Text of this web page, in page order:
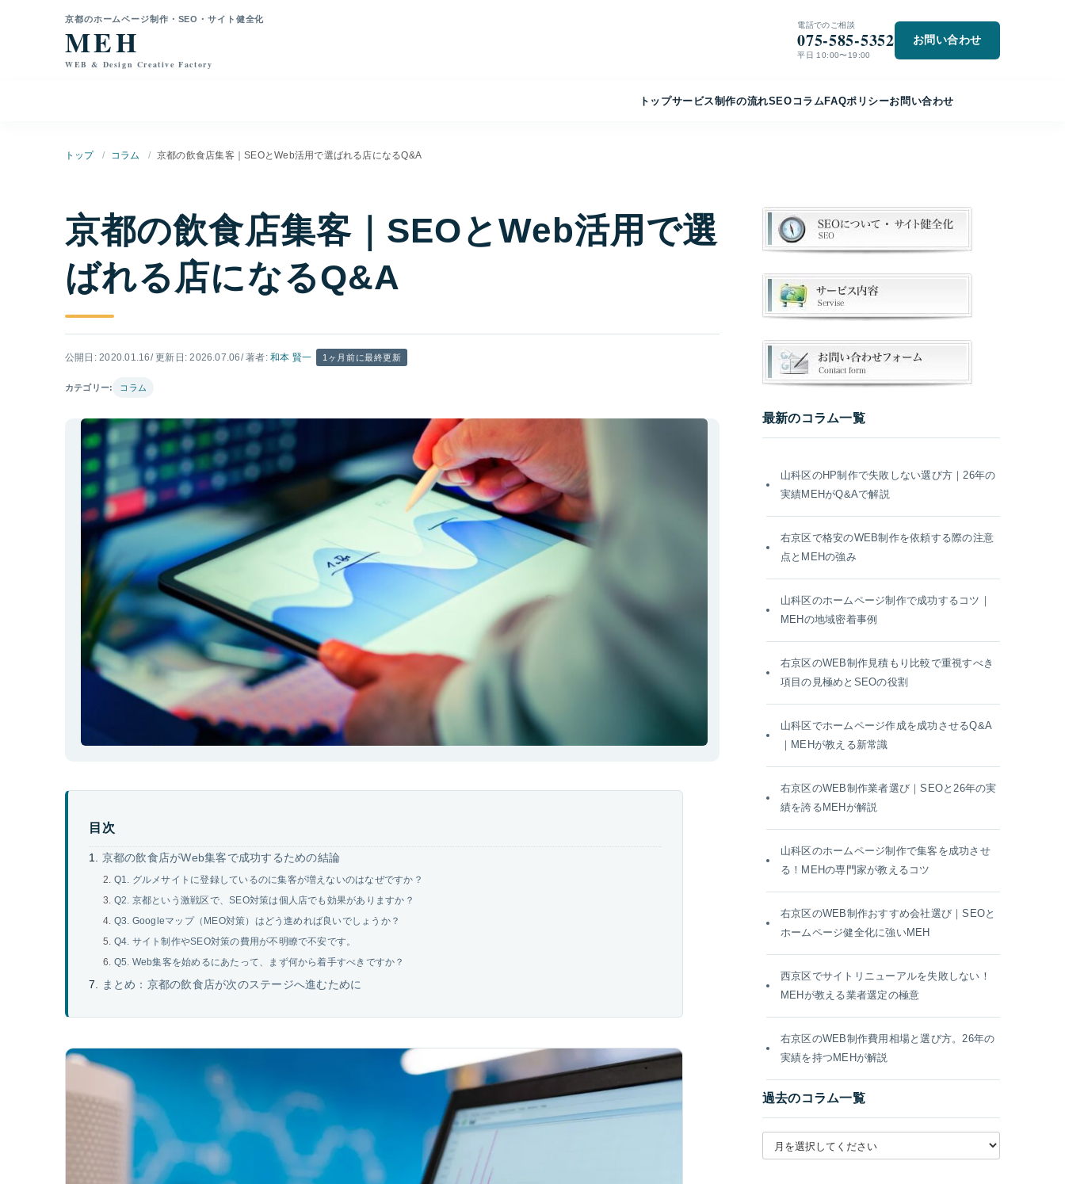
京都のホームページ制作・SEO・サイト健全化
MEH
WEB & Design Creative Factory
電話でのご相談
075-585-5352
平日 10:00〜19:00
お問い合わせ
トップサービス制作の流れSEO コラムFAQポリシーお問い合わせ
トップ コラム 京都の飲食店集客｜SEOとWeb活用で選ばれる店になるQ&A
京都の飲食店集客｜SEOとWeb活用で選
ばれる店になるQ&A
公開日: 2020.01.16/ 更新日: 2026.07.06/ 著者:和本 賢一 1ヶ月前に最終更新
カテゴリー: コラム
目次
京都の飲食店がWeb集客で成功するための結論
Q1. グルメサイトに登録しているのに集客が増えないのはなぜですか？
Q2. 京都という激戦区で、SEO対策は個人店でも効果がありますか？
Q3. Googleマップ（MEO対策）はどう進めれば良いでしょうか？
Q4. サイト制作やSEO対策の費用が不明瞭で不安です。
Q5. Web集客を始めるにあたって、まず何から着手すべきですか？
まとめ：京都の飲食店が次のステージへ進むために
最新のコラム一覧
山科区のHP制作で失敗しない選び方｜26年の
実績MEHがQ&Aで解説
右京区で格安のWEB制作を依頼する際の注意
点とMEHの強み
山科区のホームページ制作で成功するコツ｜
MEHの地域密着事例
右京区のWEB制作見積もり比較で重視すべき
項目の見極めとSEOの役割
山科区でホームページ作成を成功させるQ&A
｜MEHが教える新常識
右京区のWEB制作業者選び｜SEOと26年の実
績を誇るMEHが解説
山科区のホームページ制作で集客を成功させ
る！MEHの専門家が教えるコツ
右京区のWEB制作おすすめ会社選び｜SEOと
ホームページ健全化に強いMEH
西京区でサイトリニューアルを失敗しない！
MEHが教える業者選定の極意
右京区のWEB制作費用相場と選び方。26年の
実績を持つMEHが解説
過去のコラム一覧
月別アーカイブを選択